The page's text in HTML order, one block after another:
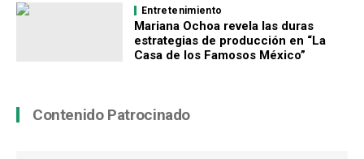
Entretenimiento
Mariana Ochoa revela las duras
estrategias de producción en “La
Casa de los Famosos México”
Contenido Patrocinado